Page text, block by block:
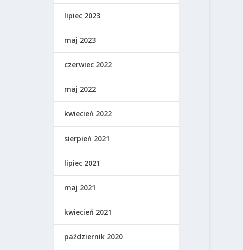
lipiec 2023
maj 2023
czerwiec 2022
maj 2022
kwiecień 2022
sierpień 2021
lipiec 2021
maj 2021
kwiecień 2021
październik 2020